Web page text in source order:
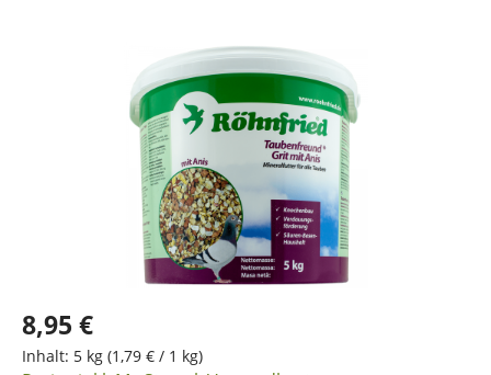
Bildergalerie überspringen
8,95 €
Inhalt: 5 kg (1,79 € / 1 kg)